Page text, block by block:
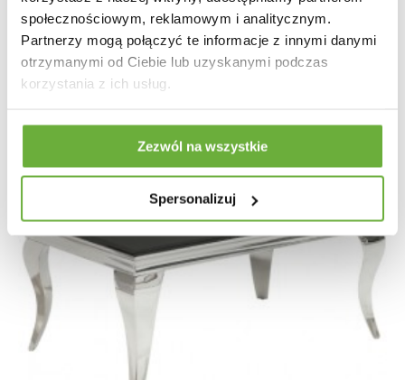
społecznościowym, reklamowym i analitycznym.
Partnerzy mogą połączyć te informacje z innymi danymi
otrzymanymi od Ciebie lub uzyskanymi podczas
korzystania z ich usług.
Zezwól na wszystkie
Spersonalizuj